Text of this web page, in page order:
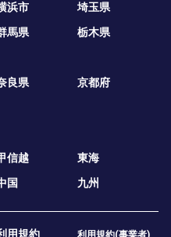
浜市
埼玉県
馬県 栃木県
良県
京都府
信越
東海
国 九州
用規約 利用規約(事業者)